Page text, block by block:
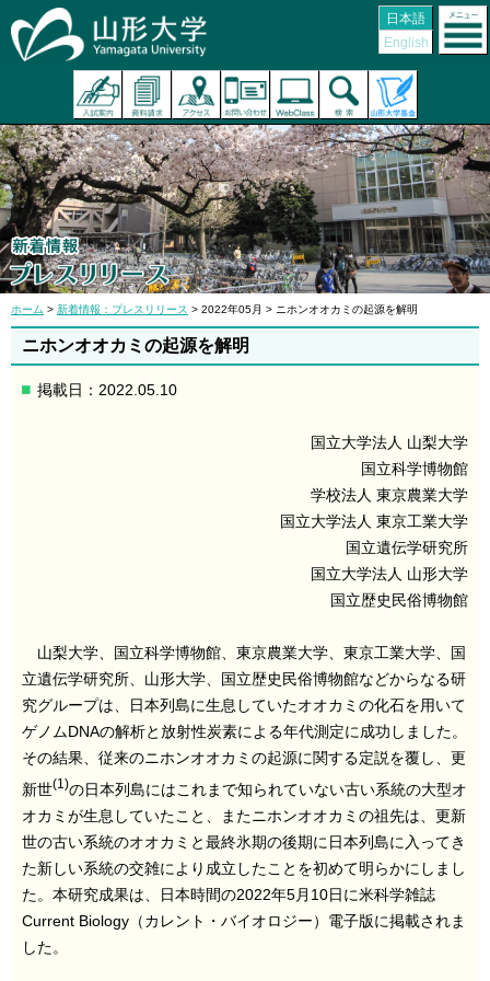
日本語
English
ホーム > 新着情報：プレスリリース > 2022年05月 > ニホンオオカミの起源を解明
ニホンオオカミの起源を解明
掲載日：2022.05.10
国立大学法人 山梨大学
国立科学博物館
学校法人 東京農業大学
国立大学法人 東京工業大学
国立遺伝学研究所
国立大学法人 山形大学
国立歴史民俗博物館
山梨大学、国立科学博物館、東京農業大学、東京工業大学、国
立遺伝学研究所、山形大学、国立歴史民俗博物館などからなる研
究グループは、日本列島に生息していたオオカミの化石を用いて
ゲノムDNAの解析と放射性炭素による年代測定に成功しました。
その結果、従来のニホンオオカミの起源に関する定説を覆し、更
新世(1)の日本列島にはこれまで知られていない古い系統の大型オ
オカミが生息していたこと、またニホンオオカミの祖先は、更新
世の古い系統のオオカミと最終氷期の後期に日本列島に入ってき
た新しい系統の交雑により成立したことを初めて明らかにしまし
た。本研究成果は、日本時間の2022年5月10日に米科学雑誌
Current Biology（カレント・バイオロジー）電子版に掲載されま
した。